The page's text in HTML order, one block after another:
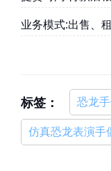
业务模式:出售、
标签： 恐龙
仿真恐龙表演手